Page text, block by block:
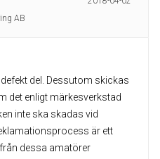
AB
del. Dessutom skickas
det enligt märkesverkstad
inte ska skadas vid
är ett
dessa amatörer